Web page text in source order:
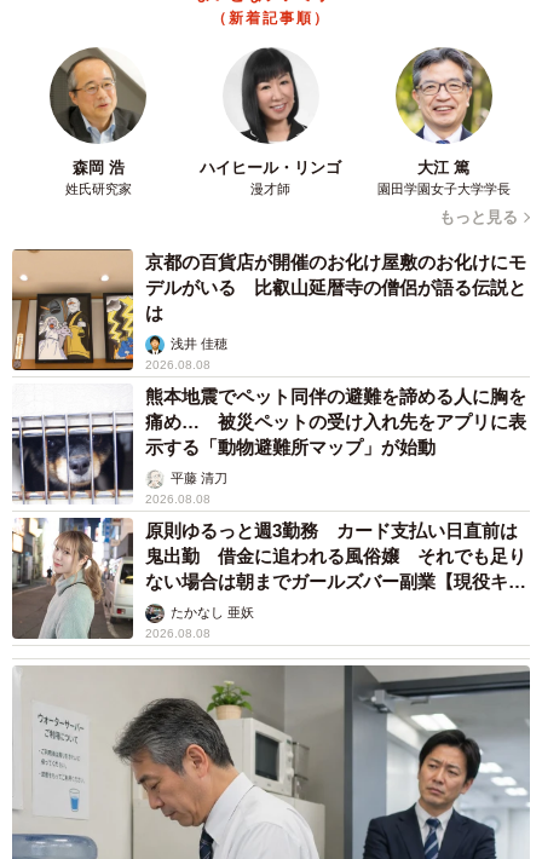
（新着記事順）
森岡 浩
姓氏研究家
ハイヒール・リンゴ
漫才師
大江 篤
園田学園女子大学学長
もっと見る
京都の百貨店が開催のお化け屋敷のお化けにモ
デルがいる 比叡山延暦寺の僧侶が語る伝説と
は
浅井 佳穂
2026.08.08
熊本地震でペット同伴の避難を諦める人に胸を
痛め… 被災ペットの受け入れ先をアプリに表
示する「動物避難所マップ」が始動
平藤 清刀
2026.08.08
原則ゆるっと週3勤務 カード支払い日直前は
鬼出勤 借金に追われる風俗嬢 それでも足り
ない場合は朝までガールズバー副業【現役キャ
ストに取材】
たかなし 亜妖
2026.08.08